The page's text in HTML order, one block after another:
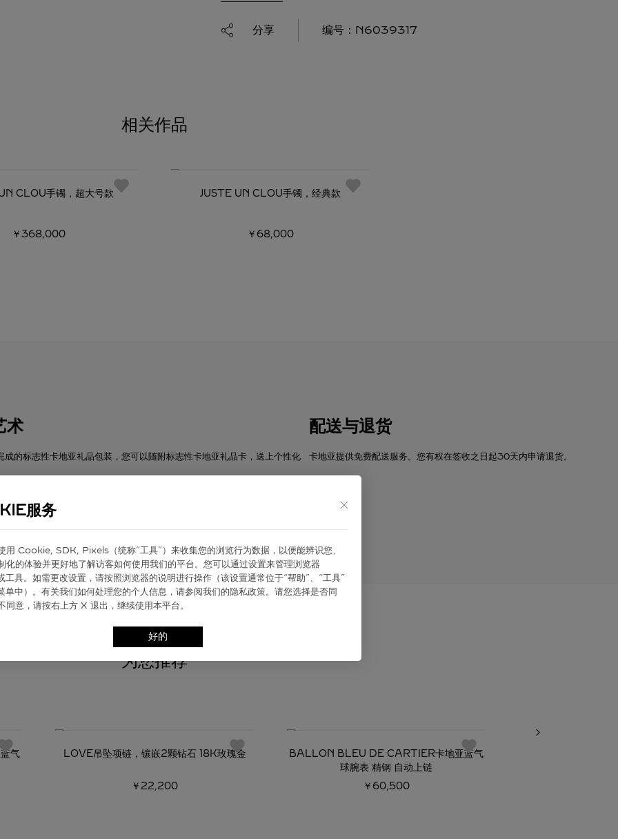
分享 编号： N6039317
相关作品
CLOU手镯，超大号款
￥368,000
JUSTE UN CLOU手镯，经典款
￥68,000
术
成的标志性卡地亚礼品包装，您可以随附标志性卡地亚礼品卡，送上个性化
配送与退货
卡地亚提供免费配送服务。您有权在签收之日起30天内申请退货。
为您推荐
气 LOVE吊坠项链，镶嵌2颗钻石 18K玫瑰金
￥22,200
BALLON BLEU DE CARTIER卡地亚蓝气
球腕表 精钢 自动上链
￥60,500
服务
Cookie, SDK, Pixels（统称“⼯具”）来收集您的浏览⾏为数据，以便能辨识您、
化的体验并更好地了解访客如何使⽤我们的平台。您可以通过设置来管理浏览器
具。如需更改设置，请按照浏览器的说明进⾏操作（该设置通常位于“帮助”、“⼯具”
单中）。有关我们如何处理您的个⼈信息，请参阅我们的隐私政策。请您选择是否同
同意，请按右上⽅ X 退出，继续使⽤本平台。
好的